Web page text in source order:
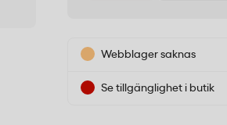
Webblager saknas
Se tillgänglighet i butik